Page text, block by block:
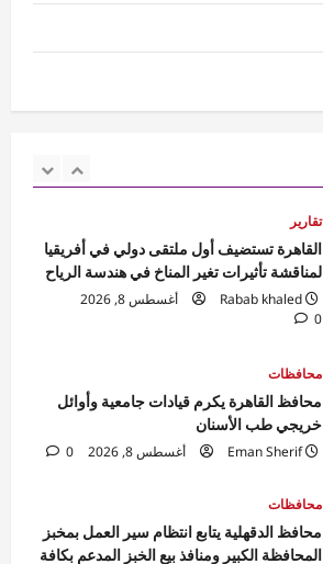
محافظات
محافظ القاهرة يكرم قيادات جامعية وأوائل
خريجي طب الأسنان
Eman Sherif
أغسطس 8, 2026
محافظ الدقهلية يتابع انتظام سير العمل بمخبز
المحافظة الكبير ومنافذ بيع الخبز المدعم بكافة
المراكز
أغسطس 8, 2026
مقالات
الخليج بين مطرقة الاستنزاف وسندان
التحالفات الهشة